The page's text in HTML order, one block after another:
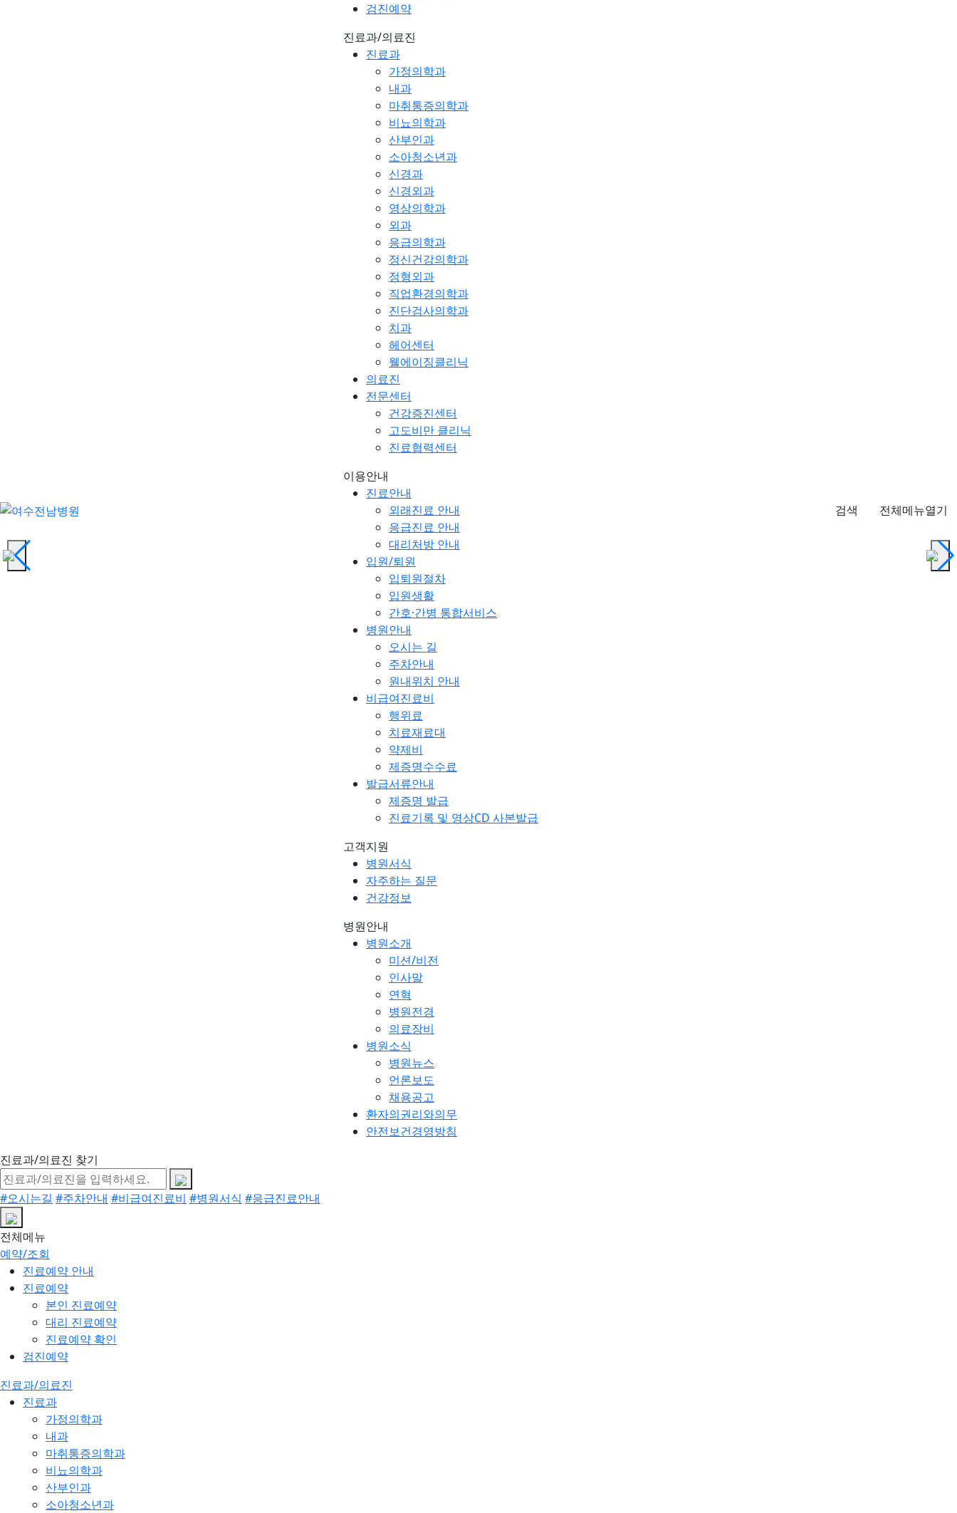
검진예약
진료과/의료진
진료과
가정의학과
내과
마취통증의학과
비뇨의학과
산부인과
소아청소년과
신경과
신경외과
영상의학과
외과
응급의학과
정신건강의학과
정형외과
직업환경의학과
진단검사의학과
치과
헤어센터
웰에이징클리닉
의료진
전문센터
건강증진센터
고도비만 클리닉
진료협력센터
이용안내
진료안내
외래진료 안내
응급진료 안내
대리처방 안내
입원/퇴원
입퇴원절차
입원생활
간호·간병 통합서비스
병원안내
오시는 길
주차안내
원내위치 안내
비급여진료비
행위료
치료재료대
약제비
제증명수수료
발급서류안내
제증명 발급
진료기록 및 영상CD 사본발급
고객지원
병원서식
자주하는 질문
건강정보
병원안내
병원소개
미션/비전
인사말
연혁
병원전경
의료장비
병원소식
병원뉴스
언론보도
채용공고
환자의권리와의무
안전보건경영방침
검색 전체메뉴열기
진료과/의료진 찾기
#오시는길 #주차안내 #비급여진료비 #병원서식 #응급진료안내
전체메뉴
예약/조회
진료예약 안내
진료예약
본인 진료예약
대리 진료예약
진료예약 확인
검진예약
진료과/의료진
진료과
가정의학과
내과
마취통증의학과
비뇨의학과
산부인과
소아청소년과